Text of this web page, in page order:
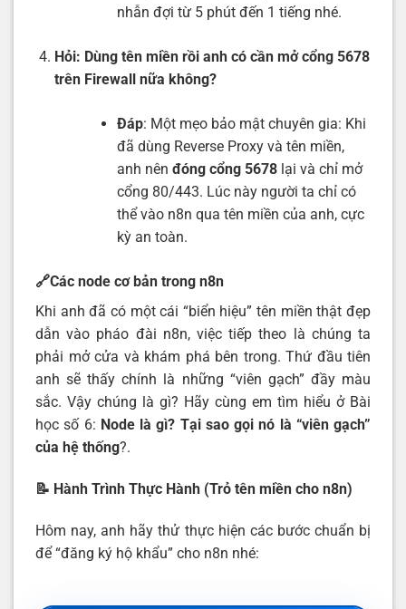
nhẫn đợi từ 5 phút đến 1 tiếng nhé.
Hỏi: Dùng tên miền rồi anh có cần mở cổng 5678
trên Firewall nữa không?
Đáp: Một mẹo bảo mật chuyên gia: Khi
đã dùng Reverse Proxy và tên miền,
anh nên đóng cổng 5678lại và chỉ mở
cổng 80/443. Lúc này người ta chỉ có
thể vào n8n qua tên miền của anh, cực
kỳ an toàn.
🔗Các node cơ bản trong n8n
Khi anh đã có một cái “biển hiệu” tên miền thật đẹp
dẫn vào pháo đài n8n, việc tiếp theo là chúng ta
phải mở cửa và khám phá bên trong. Thứ đầu tiên
anh sẽ thấy chính là những “viên gạch” đầy màu
sắc. Vậy chúng là gì? Hãy cùng em tìm hiểu ở Bài
học số 6: Node là gì? Tại sao gọi nó là “viên gạch”
của hệ thống?.
📝 Hành Trình Thực Hành (Trỏ tên miền cho n8n)
Hôm nay, anh hãy thử thực hiện các bước chuẩn bị
để “đăng ký hộ khẩu” cho n8n nhé: